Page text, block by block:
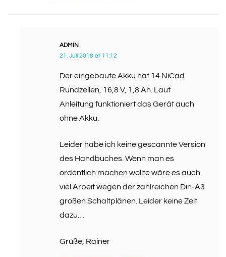
ADMIN
21. Juli 2018 at 11:12
Der eingebaute Akku hat 14 NiCad
Rundzellen, 16,8 V, 1,8 Ah. Laut
Anleitung funktioniert das Gerät auch
ohne Akku.
Leider habe ich keine gescannte Version
des Handbuches. Wenn man es
ordentlich machen wollte wäre es auch
viel Arbeit wegen der zahlreichen Din-A3
großen Schaltplänen. Leider keine Zeit
dazu…
Grüße, Rainer